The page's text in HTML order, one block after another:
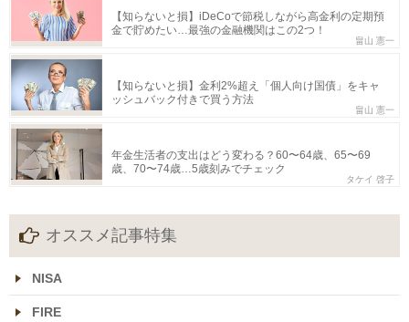
【知らないと損】iDeCoで節税しながら高金利の定期預
金で貯めたい…最強の金融機関はこの2つ！
畠山 憲一
【知らないと損】金利2%超え「個人向け国債」をキャ
ッシュバック付きで買う方法
畠山 憲一
年金生活者の支出はどう変わる？60〜64歳、65〜69
歳、70〜74歳…5歳刻みでチェック
タケイ 啓子
オススメ記事特集
NISA
FIRE